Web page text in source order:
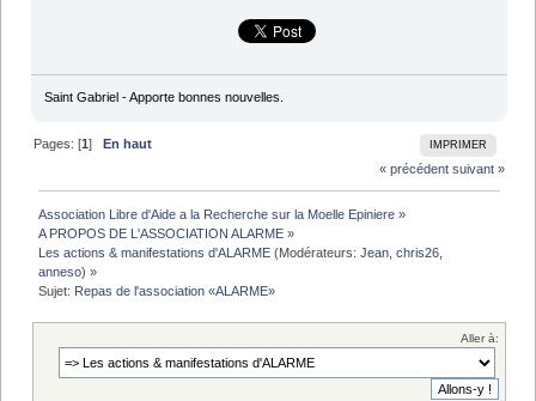
Saint Gabriel - Apporte bonnes nouvelles.
IMPRIMER
Pages: [1]En haut
« précédent suivant »
Association Libre d'Aide a la Recherche sur la Moelle Epiniere »
A PROPOS DE L'ASSOCIATION ALARME »
Les actions & manifestations d'ALARME (Modérateurs:Jean ,chris26
anneso) »
Sujet: Repas de l'association «ALARME»
Aller à: